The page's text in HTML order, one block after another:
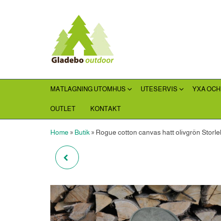
MATLAGNING UTOMHUS UTESERVIS YXA
OUTLET KONTAKT
Home » Butik» Rogue cotton canvas hatt olivgrön
BOGRÁCS KASTRULL
LITER MED LOCK